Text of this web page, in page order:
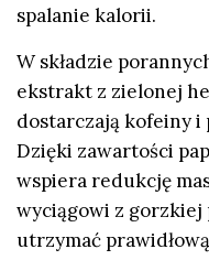
spalanie kalorii.
W składzie
ekstrakt z zielonej
dostarczają kofeiny i
Dzięki zawartości
wspiera redukcję
wyciągowi z gorzkiej
utrzymać prawidłową